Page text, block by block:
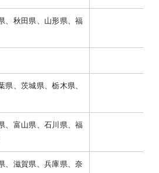
、秋田県、山形県、福
県、茨城県、栃木県、
、富山県、石川県、福
、滋賀県、兵庫県、奈